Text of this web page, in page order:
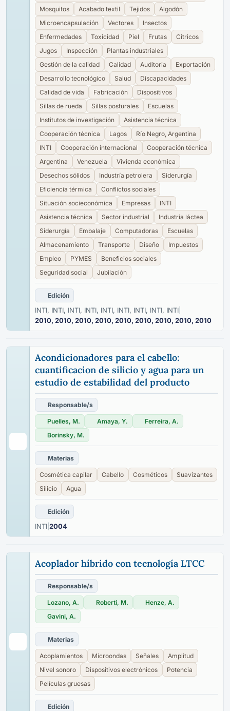
Mosquitos Acabado textil Tejidos
Algodón
Microencapsulación
Vectores
Insectos
Enfermedades
Toxicidad Piel Frutas
Citricos
Jugos
Inspección
Plantas industriales
Gestión de la calidad
Calidad Auditoria
Exportación
Desarrollo tecnológico
Salud
Discapacidades
Calidad de vida
Fabricación
Dispositivos
Sillas de rueda
Sillas posturales
Escuelas
Institutos de investigación
Asistencia técnica
Cooperación técnica
Lagos
Río Negro, Argentina
INTI
Cooperación internacional
Cooperación técnica
Argentina
Venezuela
Vivienda económica
Desechos sólidos
Industría petrolera
Siderurgía
Eficiencia térmica
Conflictos sociales
Situación socieconómica
Empresas
INTI
Asistencia técnica
Sector industrial
Industria láctea
Siderurgía
Embalaje Computadoras
Escuelas
Almacenamiento
Transporte Diseño
Impuestos
Empleo
PYMES
Beneficios sociales
Seguridad social
Jubilación
Edición
INTI, INTI, INTI, INTI, INTI, INTI, INTI, INTI, INTI
2010, 2010, 2010, 2010, 2010, 2010, 2010, 2010, 2010
Acondicionadores para el cabello:
cuantificacion de silicio y agua para un
estudio de estabilidad del producto
Responsable/s
Puelles, M. Amaya, Y.
Ferreira, A.
Borinsky, M.
Materias
Cosmética capilar Cabello Cosméticos
Suavizantes
Silicio
Agua
Edición
INTI 2004
Acoplador híbrido con tecnología LTCC
Responsable/s
Lozano, A. Roberti, M.
Henze, A.
Gavini, A.
Materias
Acoplamientos Microondas Señales
Amplitud
Nivel sonoro
Dispositivos electrónicos
Potencia
Películas gruesas
Edición